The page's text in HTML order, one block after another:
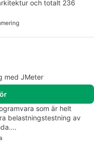
och totalt 236
med JMeter
som är helt
belastningstestning av